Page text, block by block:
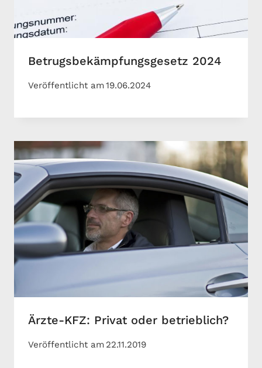
Betrugsbekämpfungsgesetz 2024
Veröffentlicht am19.06.2024
Ärzte-KFZ: Privat oder betrieblich?
Veröffentlicht am 22.11.2019